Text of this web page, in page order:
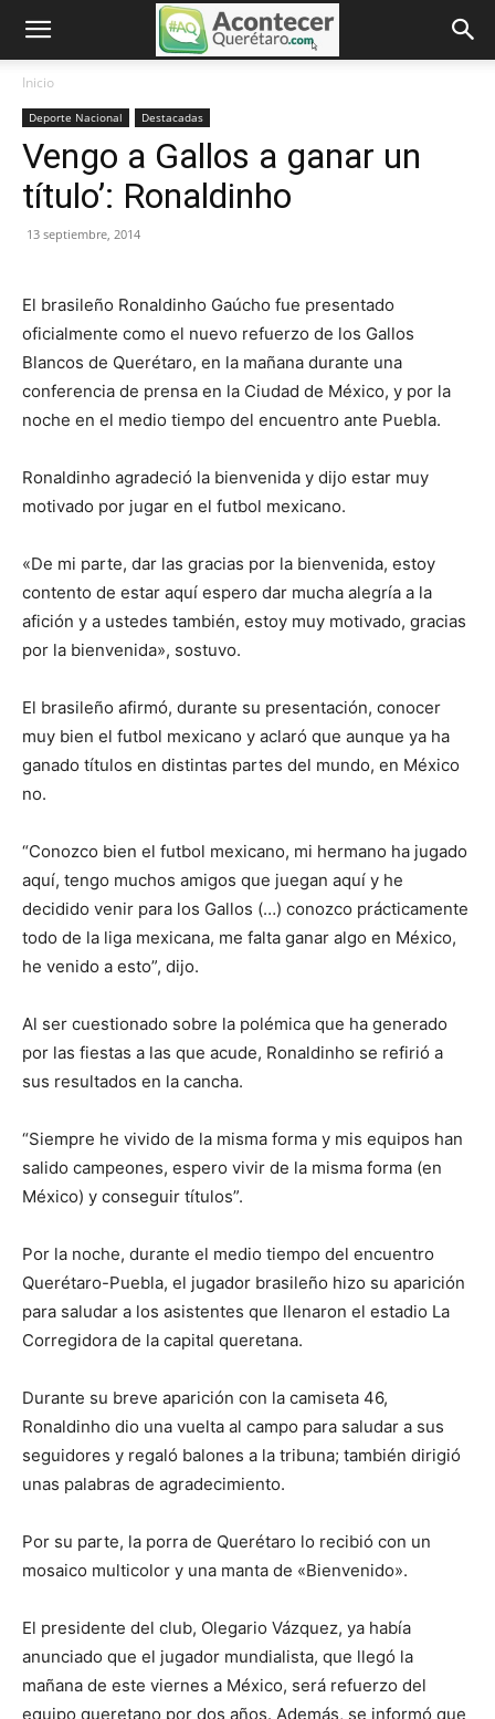
Inicio
Deporte Nacional Destacadas
Vengo a Gallos a ganar un
título’: Ronaldinho
13 septiembre, 2014
El brasileño Ronaldinho Gaúcho fue presentado
oficialmente como el nuevo refuerzo de los Gallos
Blancos de Querétaro, en la mañana durante una
conferencia de prensa en la Ciudad de México, y por la
noche en el medio tiempo del encuentro ante Puebla.
Ronaldinho agradeció la bienvenida y dijo estar muy
motivado por jugar en el futbol mexicano.
«De mi parte, dar las gracias por la bienvenida, estoy
contento de estar aquí espero dar mucha alegría a la
afición y a ustedes también, estoy muy motivado, gracias
por la bienvenida», sostuvo.
El brasileño afirmó, durante su presentación, conocer
muy bien el futbol mexicano y aclaró que aunque ya ha
ganado títulos en distintas partes del mundo, en México
no.
“Conozco bien el futbol mexicano, mi hermano ha jugado
aquí, tengo muchos amigos que juegan aquí y he
decidido venir para los Gallos (…) conozco prácticamente
todo de la liga mexicana, me falta ganar algo en México,
he venido a esto”, dijo.
Al ser cuestionado sobre la polémica que ha generado
por las fiestas a las que acude, Ronaldinho se refirió a
sus resultados en la cancha.
“Siempre he vivido de la misma forma y mis equipos han
salido campeones, espero vivir de la misma forma (en
México) y conseguir títulos”.
Por la noche, durante el medio tiempo del encuentro
Querétaro-Puebla, el jugador brasileño hizo su aparición
para saludar a los asistentes que llenaron el estadio La
Corregidora de la capital queretana.
Durante su breve aparición con la camiseta 46,
Ronaldinho dio una vuelta al campo para saludar a sus
seguidores y regaló balones a la tribuna; también dirigió
unas palabras de agradecimiento.
Por su parte, la porra de Querétaro lo recibió con un
mosaico multicolor y una manta de «Bienvenido».
El presidente del club, Olegario Vázquez, ya había
anunciado que el jugador mundialista, que llegó la
mañana de este viernes a México, será refuerzo del
equipo queretano por dos años. Además, se informó que